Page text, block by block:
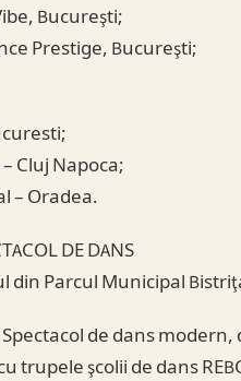
Bucureşti;
Prestige, Bucureşti;
Cluj Napoca;
– Oradea.
DE DANS
din Parcul Municipal
Spectacol de dans
trupele şcolii de dans